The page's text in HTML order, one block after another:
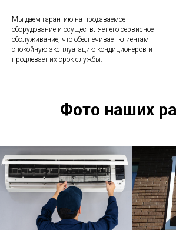
Мы даем гарантию на продаваемое
оборудование и осуществляет его сервисное
обслуживание, что обеспечивает клиентам
спокойную эксплуатацию кондиционеров и
продлевает их срок службы.
Фото наших